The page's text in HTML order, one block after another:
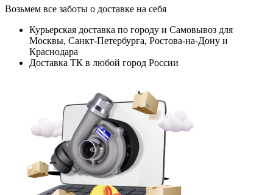
Возьмем все заботы о доставке на себя
Курьерская доставка по городу и Самовывоз для
Москвы, Санкт-Петербурга, Ростова-на-Дону и
Краснодара
Доставка ТК в любой город России